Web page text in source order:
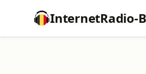
InternetRadio-